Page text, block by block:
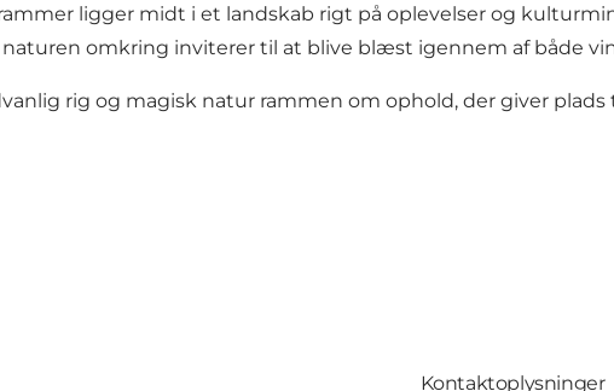
ligger midt i et landskab rigt på oplevelser og
omkring inviterer til at blive blæst igennem af både
rig og magisk natur rammen om ophold, der giver
Kontaktoplysninger